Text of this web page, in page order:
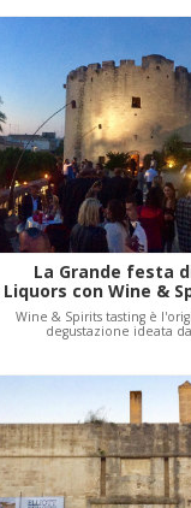
La Grande festa
Liquors con Wine &
Wine & Spirits tasting è
degustazione ideata